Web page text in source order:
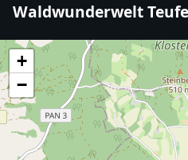
Waldwunderwelt
+
−